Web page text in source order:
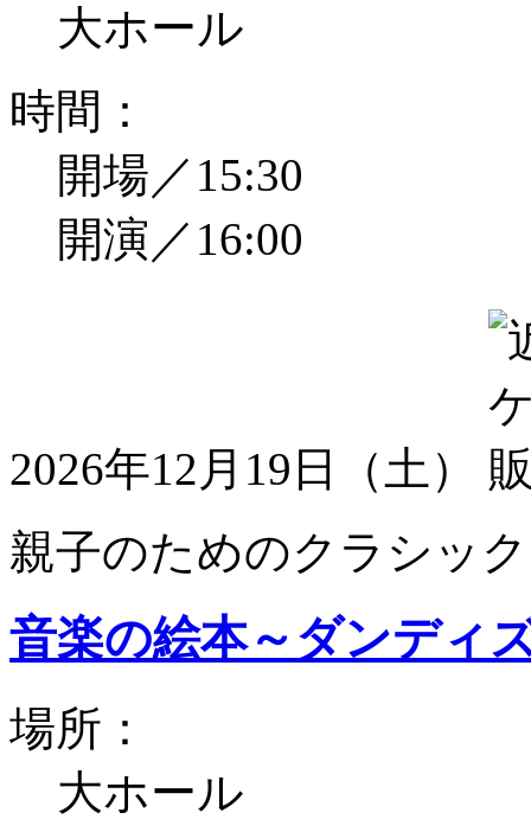
大ホール
時間：
開場／15:30
開演／16:00
2026年12月19日（土）
親子のためのクラシッ
音楽の絵本～ダンディ
場所：
大ホール